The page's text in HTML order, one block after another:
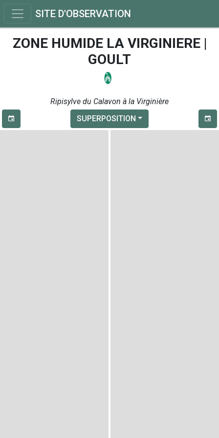
SITE D'OBSERVATION
ZONE HUMIDE LA VIRGINIERE |
GOULT
Ripisylve du Calavon à la Virginière
SUPERPOSITION